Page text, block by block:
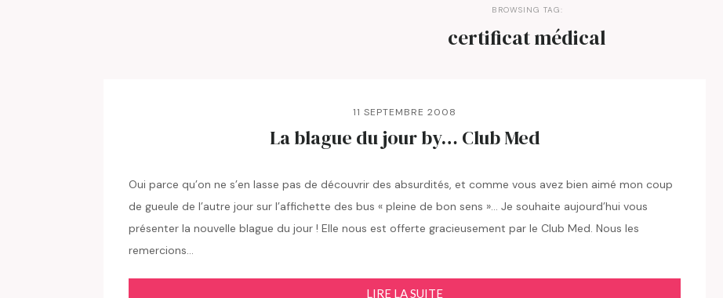
BROWSING TAG:
certificat médical
11 SEPTEMBRE 2008
La blague du jour by… Club Med
Oui parce qu’on ne s’en lasse pas de découvrir des absurdités, et comme vous avez bien aimé mon coup
de gueule de l’autre jour sur l’affichette des bus « pleine de bon sens »… Je souhaite aujourd’hui vous
présenter la nouvelle blague du jour ! Elle nous est offerte gracieusement par le Club Med. Nous les
remercions…
LIRE LA SUITE